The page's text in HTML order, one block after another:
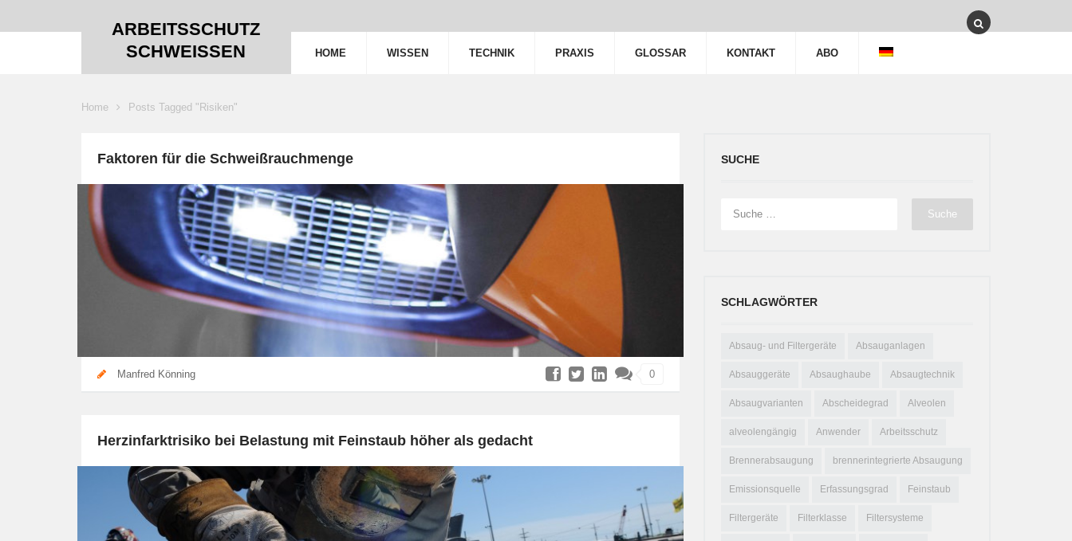
ARBEITSSCHUTZ
SCHWEISSEN
HOME WISSEN TECHNIK PRAXIS GLOSSAR KONTAKT ABO
Home Posts Tagged "Risiken"
Faktoren für die Schweißrauchmenge
Manfred Könning 0
Herzinfarktrisiko bei Belastung mit Feinstaub höher als gedacht
SUCHE
SCHLAGWÖRTER
Absaug- und Filtergeräte Absauganlagen
Absauggeräte Absaughaube Absaugtechnik
Absaugvarianten Abscheidegrad Alveolen
alveolengängig Anwender Arbeitsschutz
Brennerabsaugung brennerintegrierte Absaugung
Emissionsquelle Erfassungsgrad Feinstaub
Filtergeräte Filterklasse Filtersysteme